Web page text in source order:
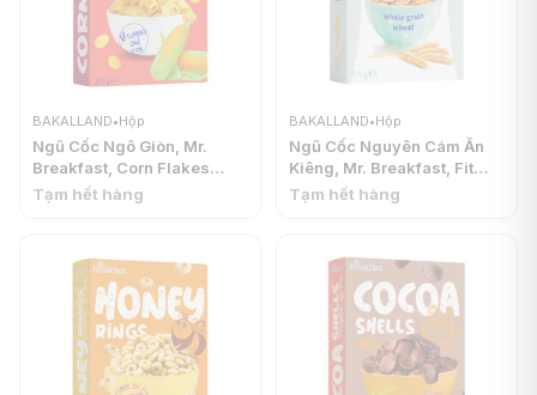
BAKALLAND•Hộp
Ngũ Cốc Ngô Giòn, Mr.
Breakfast, Corn Flakes
Extra (375g) - BAKALLAND
Tạm hết hàng
BAKALLAND•Hộp
Ngũ Cốc Nguyên Cám Ăn
Kiêng, Mr. Breakfast, Fit
Grain, Whole Grain Cereals
Tạm hết hàng